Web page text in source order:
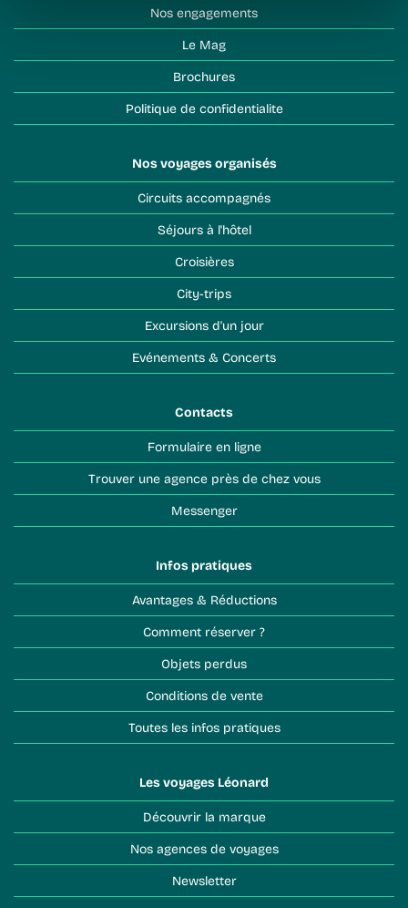
Nos engagements
Le Mag
Brochures
Politique de confidentialite
Nos voyages organisés
Circuits accompagnés
Séjours à l'hôtel
Croisières
City-trips
Excursions d'un jour
Evénements & Concerts
Contacts
Formulaire en ligne
Trouver une agence près de chez vous
Messenger
Infos pratiques
Avantages & Réductions
Comment réserver ?
Objets perdus
Conditions de vente
Toutes les infos pratiques
Les voyages Léonard
Découvrir la marque
Nos agences de voyages
Newsletter